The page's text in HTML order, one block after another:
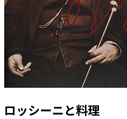
ロッシーニと料理